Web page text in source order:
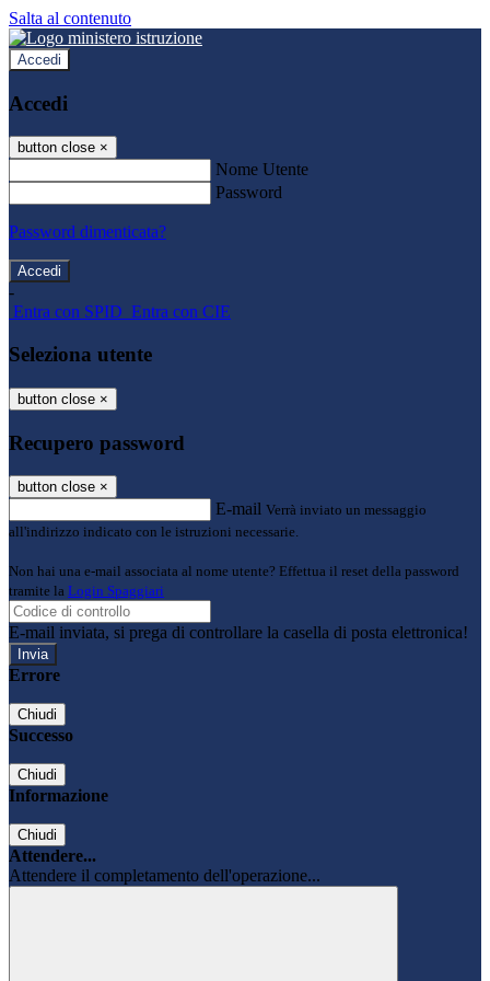
Salta al contenuto
Accedi
Accedi
button close ×
Nome Utente
Password
Password dimenticata?
-
Entra con SPID Entra con CIE
Seleziona utente
button close ×
Recupero password
button close ×
E-mail Verrà inviato un messaggio
all'indirizzo indicato con le istruzioni necessarie.
Non hai una e-mail associata al nome utente? Effettua il reset della password
tramite la Login Spaggiari
E-mail inviata, si prega di controllare la casella di posta elettronica!
Errore
Chiudi
Successo
Chiudi
Informazione
Chiudi
Attendere...
Attendere il completamento dell'operazione...